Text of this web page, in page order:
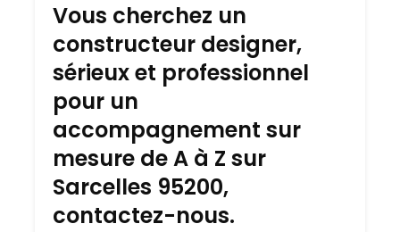
Vous cherchez un
constructeur designer,
sérieux et professionnel
pour un
accompagnement sur
mesure de A à Z sur
Sarcelles 95200,
contactez-nous.